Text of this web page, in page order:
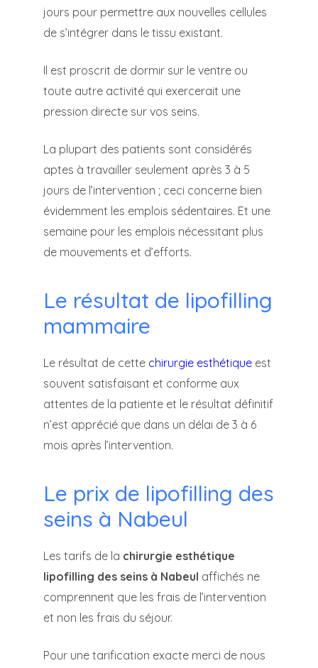
jours pour permettre aux nouvelles cellules
de s’intégrer dans le tissu existant.
Il est proscrit de dormir sur le ventre ou
toute autre activité qui exercerait une
pression directe sur vos seins.
La plupart des patients sont considérés
aptes à travailler seulement après 3 à 5
jours de l’intervention ; ceci concerne bien
évidemment les emplois sédentaires. Et une
semaine pour les emplois nécessitant plus
de mouvements et d’efforts.
Le résultat de lipofilling
mammaire
Le résultat de cette chirurgie esthétique est
souvent satisfaisant et conforme aux
attentes de la patiente et le résultat définitif
n’est apprécié que dans un délai de 3 à 6
mois après l’intervention.
Le prix de lipofilling des
seins à Nabeul
Les tarifs de la chirurgie esthétique
lipofilling des seins à Nabeul affichés ne
comprennent que les frais de l’intervention
et non les frais du séjour.
Pour une tarification exacte merci de nous